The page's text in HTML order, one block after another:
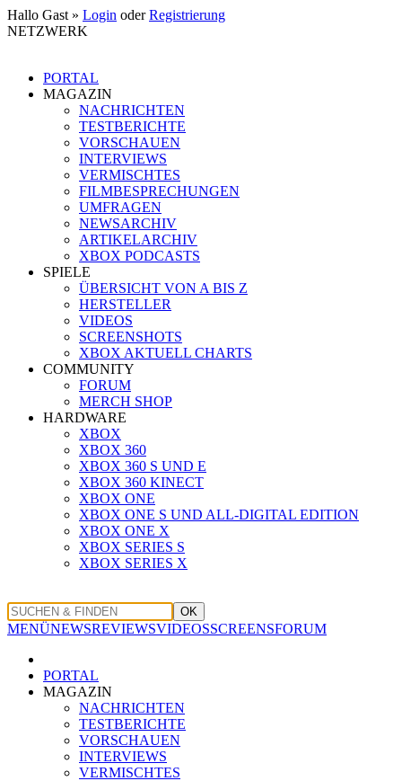
Hallo Gast » Login oderRegistrierung
NETZWERK
PORTAL
MAGAZIN
NACHRICHTEN
TESTBERICHTE
VORSCHAUEN
INTERVIEWS
VERMISCHTES
FILMBESPRECHUNGEN
UMFRAGEN
NEWSARCHIV
ARTIKELARCHIV
XBOX PODCASTS
SPIELE
ÜBERSICHT VON A BIS Z
HERSTELLER
VIDEOS
SCREENSHOTS
XBOX AKTUELL CHARTS
COMMUNITY
FORUM
MERCH SHOP
HARDWARE
XBOX
XBOX 360
XBOX 360 S UND E
XBOX 360 KINECT
XBOX ONE
XBOX ONE S UND ALL-DIGITAL EDITION
XBOX ONE X
XBOX SERIES S
XBOX SERIES X
OK
MENÜNEWSREVIEWSVIDEOSSCREENSFORUM
PORTAL
MAGAZIN
NACHRICHTEN
TESTBERICHTE
VORSCHAUEN
INTERVIEWS
VERMISCHTES